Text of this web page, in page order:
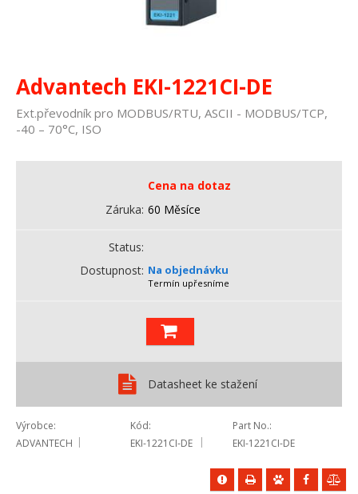
Advantech EKI-1221CI-DE
Ext.převodník pro MODBUS/RTU, ASCII - MODBUS/TCP,
-40 – 70°C, ISO
Cena na dotaz
Záruka 60 Měsíce
Status
Dostupnost Na objednávku
Termín upřesníme
Datasheet ke stažení
Výrobce
ADVANTECH
Kód
EKI-1221CI-DE
Part No.
EKI-1221CI-DE